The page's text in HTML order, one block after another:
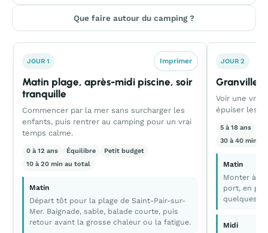
Que faire autour du camping ?
JOUR 1 Imprimer
Matin plage, après-midi piscine, soir
tranquille
Commencer par la mer sans surcharger les
enfants, puis rentrer au camping pour un vrai
temps calme.
0 à 12 ans Équilibre
Petit budget
10 à 20 min au total
Matin
Départ tôt pour la plage de Saint-Pair-sur-
Mer. Baignade, sable, balade courte, puis
retour avant la grosse chaleur ou la fatigue.
JOUR 2
Granville
Voir une
épuiser les
5 à 18 ans
30 à 40 min
Matin
Monter à
port, en
quelques
Midi